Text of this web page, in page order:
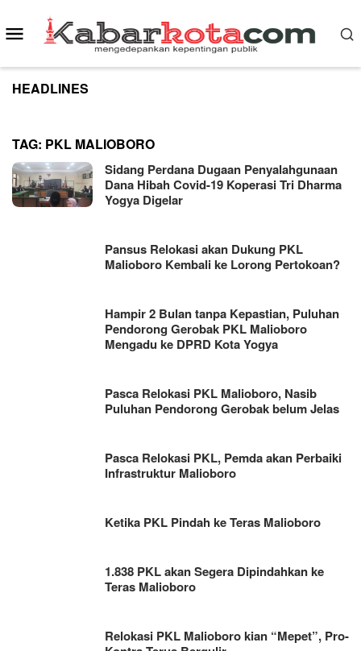
to
content
Mobile
Menu
HEADLINES
TAG: PKL MALIOBORO
Sidang Perdana Dugaan Penyalahgunaan
Dana Hibah Covid-19 Koperasi Tri Dharma
Yogya Digelar
Pansus Relokasi akan Dukung PKL
Malioboro Kembali ke Lorong Pertokoan?
Hampir 2 Bulan tanpa Kepastian, Puluhan
Pendorong Gerobak PKL Malioboro
Mengadu ke DPRD Kota Yogya
Pasca Relokasi PKL Malioboro, Nasib
Puluhan Pendorong Gerobak belum Jelas
Pasca Relokasi PKL, Pemda akan Perbaiki
Infrastruktur Malioboro
Ketika PKL Pindah ke Teras Malioboro
1.838 PKL akan Segera Dipindahkan ke
Teras Malioboro
Relokasi PKL Malioboro kian “Mepet”, Pro-